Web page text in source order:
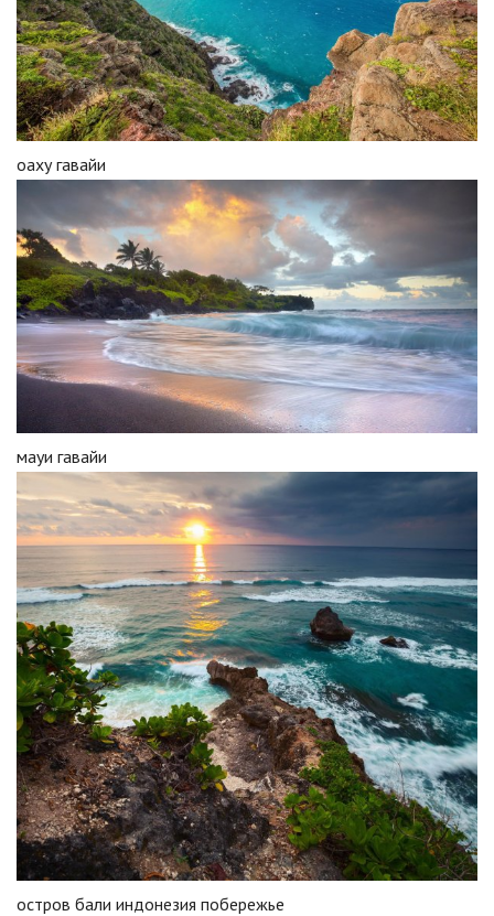
оаху гавайи
мауи гавайи
остров бали индонезия побережье